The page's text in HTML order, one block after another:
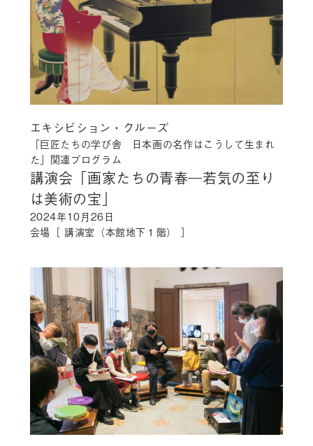
エキシビション・クルーズ
「巨匠たちの学び舎 日本画の名作はこうして生まれ
た」関連プログラム
講演会「画家たちの青春―若気の至り
は美術の宝」
2024年10月26日
会場［ 講演室（本館地下１階） ］